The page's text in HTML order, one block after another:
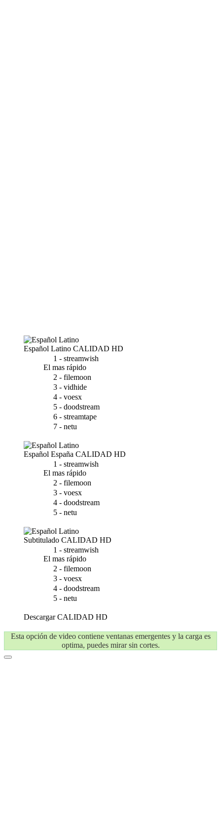
Español Latino CALIDAD HD
1 - streamwish
El mas rápido
2 - filemoon
3 - vidhide
4 - voesx
5 - doodstream
6 - streamtape
7 - netu
Español España CALIDAD HD
1 - streamwish
El mas rápido
2 - filemoon
3 - voesx
4 - doodstream
5 - netu
Subtitulado CALIDAD HD
1 - streamwish
El mas rápido
2 - filemoon
3 - voesx
4 - doodstream
5 - netu
DescargarCALIDAD HD
Esta opción de video contiene ventanas emergentes y la carga es
optima, puedes mirar sin cortes.